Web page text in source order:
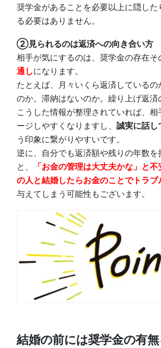
奨学金があることを必要以上に隠し
る必要はありません。
②見られるのは返済への向き合い方
相手が気にするのは、奨学金の存在そ
通しになります。
たとえば、月々いくら返済しているの
のか。滞納はないのか。繰り上げ返済
こうした情報が整理されていれば、
ージしやすくなりますし、 誠実に話し
う印象に繋がりやすいです。
逆に、自分でも返済額や残りの年数
と、
「お金の管理は大丈夫かな」と
の人と結婚したらお金のことでトラブ
与えてしまう可能性もございます。
結婚の前には奨学金の有